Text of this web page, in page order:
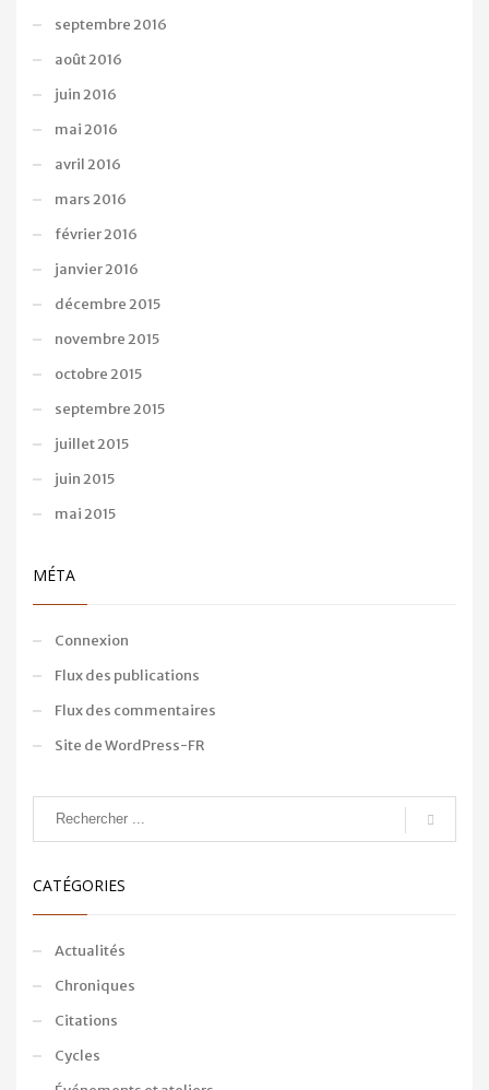
septembre 2016
août 2016
juin 2016
mai 2016
avril 2016
mars 2016
février 2016
janvier 2016
décembre 2015
novembre 2015
octobre 2015
septembre 2015
juillet 2015
juin 2015
mai 2015
MÉTA
Connexion
Flux des publications
Flux des commentaires
Site de WordPress-FR
CATÉGORIES
Actualités
Chroniques
Citations
Cycles